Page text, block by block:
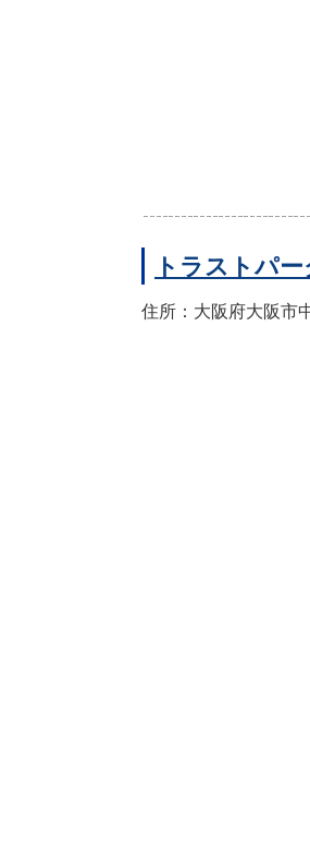
トラストパ
住所：大阪府大阪市